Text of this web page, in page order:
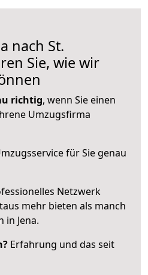
nach St.
Sie, wie wir
richtig, wenn Sie einen
Umzugsfirma
für Sie genau
Netzwerk
mehr bieten als manch
in Jena.
Erfahrung und das seit